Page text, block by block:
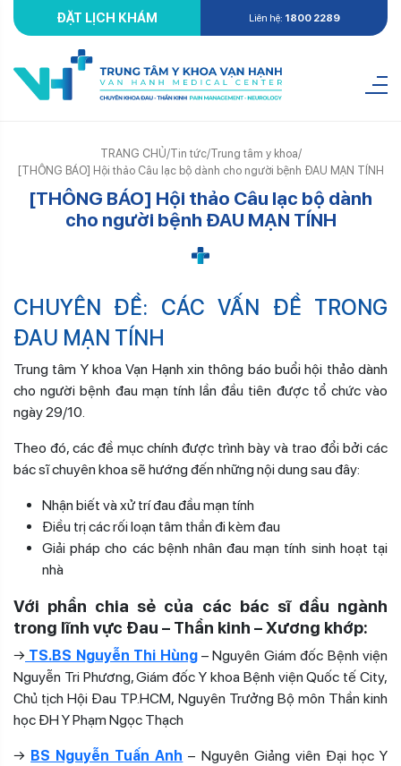
ĐẶT LỊCH KHÁM Liên hệ: 1800 2289
TRANG CHỦ/Tin tức/Trung tâm y khoa/
[THÔNG BÁO] Hội thảo Câu lạc bộ dành cho người bệnh ĐAU MẠN TÍNH
[THÔNG BÁO] Hội thảo Câu lạc bộ dành
cho người bệnh ĐAU MẠN TÍNH
CHUYÊN ĐỀ: CÁC VẤN ĐỀ TRONG
ĐAU MẠN TÍNH
Trung tâm Y khoa Vạn Hạnh xin thông báo buổi hội thảo dành
cho người bệnh đau mạn tính lần đầu tiên được tổ chức vào
ngày 29/10.
Theo đó, các đề mục chính được trình bày và trao đổi bởi các
bác sĩ chuyên khoa sẽ hướng đến những nội dung sau đây:
Nhận biết và xử trí đau đầu mạn tính
Điều trị các rối loạn tâm thần đi kèm đau
Giải pháp cho các bệnh nhân đau mạn tính sinh hoạt tại
nhà
Với phần chia sẻ của các bác sĩ đầu ngành
trong lĩnh vực Đau – Thần kinh – Xương khớp:
→ TS.BS Nguyễn Thi Hùng– Nguyên Giám đốc Bệnh viện
Nguyễn Tri Phương, Giám đốc Y khoa Bệnh viện Quốc tế City,
Chủ tịch Hội Đau TP.HCM, Nguyên Trưởng Bộ môn Thần kinh
học ĐH Y Phạm Ngọc Thạch
→ BS Nguyễn Tuấn Anh – Nguyên Giảng viên Đại học Y